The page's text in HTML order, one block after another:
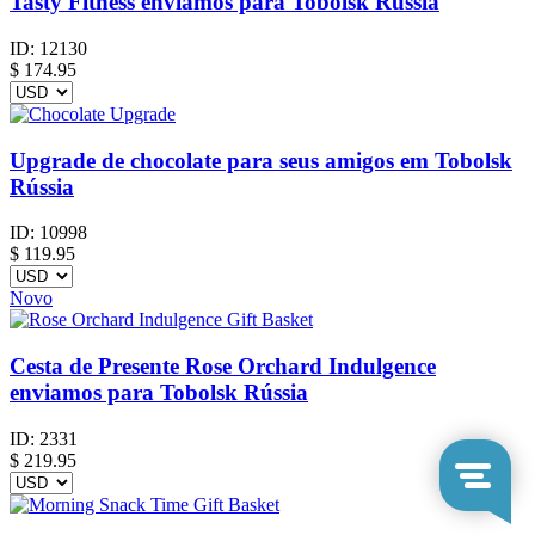
ID: 12130
$ 174.95
Upgrade de chocolate para seus amigos em Tobolsk
Rússia
ID: 10998
$ 119.95
Novo
Cesta de Presente Rose Orchard Indulgence
enviamos para Tobolsk Rússia
ID: 2331
$ 219.95